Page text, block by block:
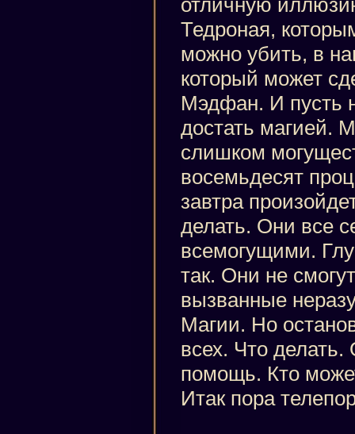
Тедроная,
можно убить, в
который может
Мэдфан. И пусть
достать магией.
слишком
восемьдесят
завтра
делать. Они все
всемогущими.
так. Они не
вызванные
Магии. Но
всех. Что делать.
помощь. Кто
Итак пора